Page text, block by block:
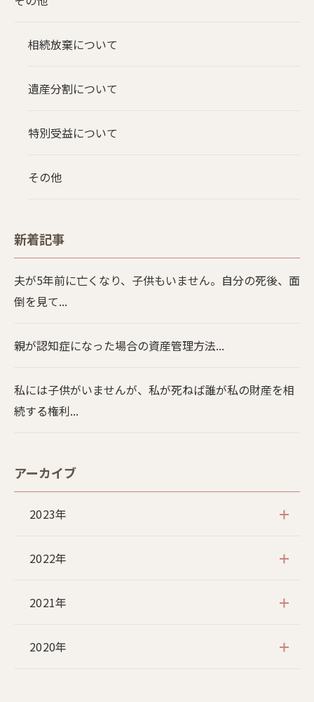
相続放棄について
遺産分割について
特別受益について
その他
新着記事
夫が5年前に亡くなり、子供もいません。自分の死後、面
倒を見て...
親が認知症になった場合の資産管理方法...
私には子供がいませんが、私が死ねば誰が私の財産を相
続する権利...
アーカイブ
2023年
2022年
2021年
2020年